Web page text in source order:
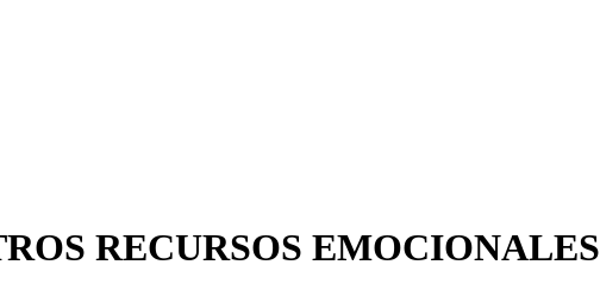
RECURSOS EMOCIONALES